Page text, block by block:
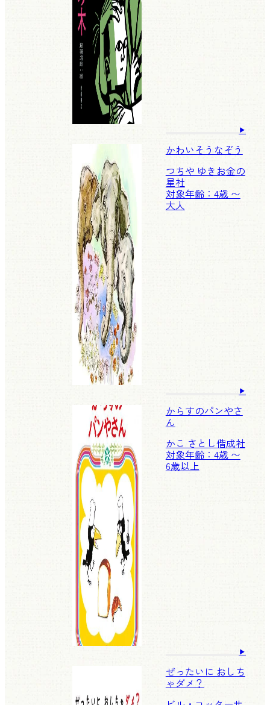
かわいそうなぞう
つちや ゆきお金の
星社
対象年齢：4歳 〜
大人
からすのパンやさ
ん
かこ さとし偕成社
対象年齢：4歳 〜
6歳以上
ぜったいに おしち
ゃダメ？